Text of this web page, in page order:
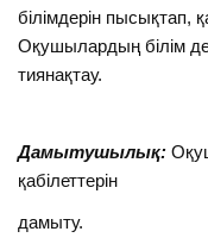
білімдерін пысықтап,
Оқушылардың білім
тиянақтау.
Дамытушылық:
қабілеттерін
дамыту.